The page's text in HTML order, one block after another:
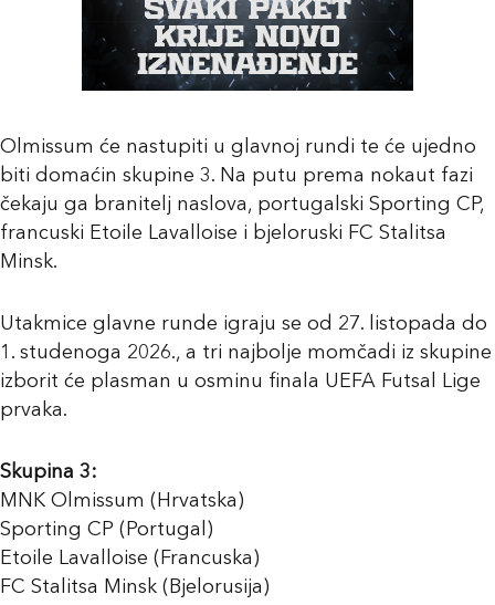
Olmissum će nastupiti u glavnoj rundi te će ujedno
biti domaćin skupine 3. Na putu prema nokaut fazi
čekaju ga branitelj naslova, portugalski Sporting CP,
francuski Etoile Lavalloise i bjeloruski FC Stalitsa
Minsk.
Utakmice glavne runde igraju se od 27. listopada do
1. studenoga 2026., a tri najbolje momčadi iz skupine
izborit će plasman u osminu finala UEFA Futsal Lige
prvaka.
Skupina 3:
MNK Olmissum (Hrvatska)
Sporting CP (Portugal)
Etoile Lavalloise (Francuska)
FC Stalitsa Minsk (Bjelorusija)